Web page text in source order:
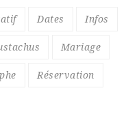
Dates Infos
Mariage
Réservation